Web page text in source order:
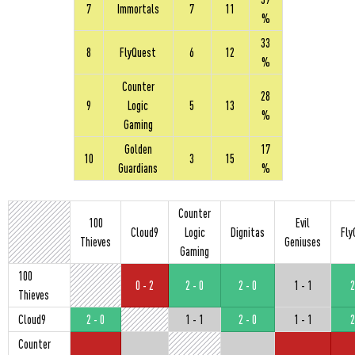
7 Immortals 7 11
%
8 FlyQuest 6 12
33
%
9
Counter
Logic
Gaming
5 13
28
%
10
Golden
Guardians
3 15
17
%
100
Thieves
Cloud9
Counter
Logic
Gaming
Dignitas
Evil
Geniuses
100
Thieves
0 - 2 2 - 0 2 - 0 1 - 1
Cloud9 2 - 0 1 - 1 2 - 0 1 - 1
Counter